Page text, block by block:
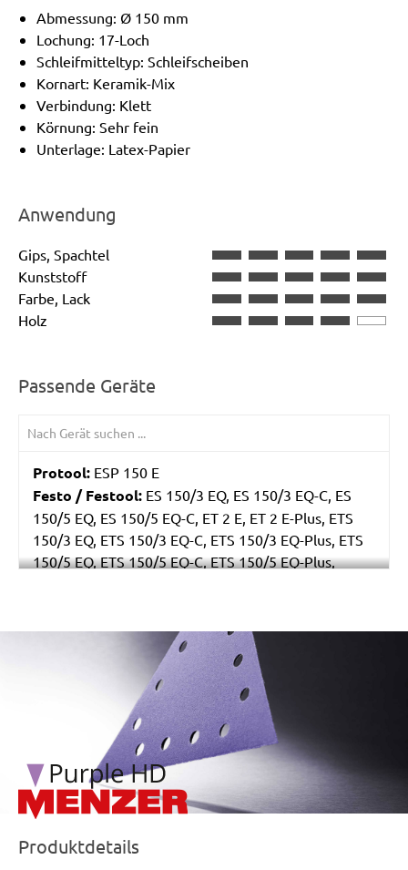
Abmessung: Ø 150 mm
Lochung: 17-Loch
Schleifmitteltyp: Schleifscheiben
Kornart: Keramik-Mix
Verbindung: Klett
Körnung: Sehr fein
Unterlage: Latex-Papier
Anwendung
Gips, Spachtel
Kunststoff
Farbe, Lack
Holz
Passende Geräte
Protool: ESP 150 E
Festo / Festool: ES 150/3 EQ, ES 150/3 EQ-C, ES
150/5 EQ, ES 150/5 EQ-C, ET 2 E, ET 2 E-Plus, ETS
150/3 EQ, ETS 150/3 EQ-C, ETS 150/3 EQ-Plus, ETS
150/5 EQ, ETS 150/5 EQ-C, ETS 150/5 EQ-Plus,
/marketing/parallax/menzer/parallax_logos/
Produktdetails